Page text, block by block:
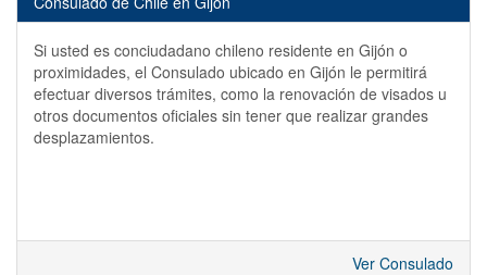
Si usted es conciudadano chileno residente en Gijón o
proximidades, el Consulado ubicado en Gijón le permitirá
efectuar diversos trámites, como la renovación de visados u
otros documentos oficiales sin tener que realizar grandes
desplazamientos.
Ver Consulado